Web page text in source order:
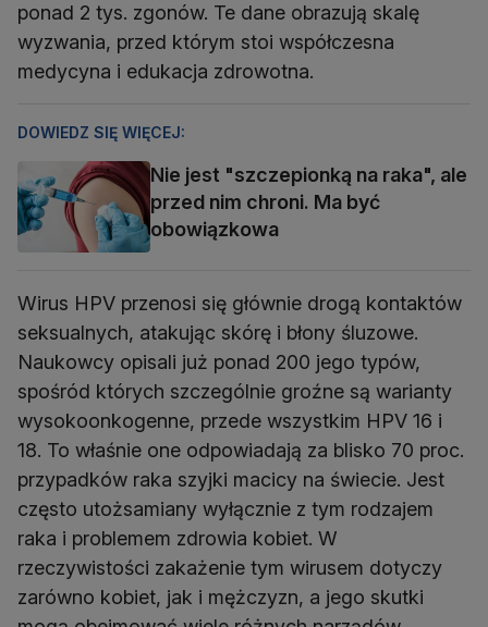
ponad 2 tys. zgonów. Te dane obrazują skalę
wyzwania, przed którym stoi współczesna
medycyna i edukacja zdrowotna.
DOWIEDZ SIĘ WIĘCEJ:
Nie jest "szczepionką na raka", ale
przed nim chroni. Ma być
obowiązkowa
Wirus HPV przenosi się głównie drogą kontaktów
seksualnych, atakując skórę i błony śluzowe.
Naukowcy opisali już ponad 200 jego typów,
spośród których szczególnie groźne są warianty
wysokoonkogenne, przede wszystkim HPV 16 i
18. To właśnie one odpowiadają za blisko 70 proc.
przypadków raka szyjki macicy na świecie. Jest
często utożsamiany wyłącznie z tym rodzajem
raka i problemem zdrowia kobiet. W
rzeczywistości zakażenie tym wirusem dotyczy
zarówno kobiet, jak i mężczyzn, a jego skutki